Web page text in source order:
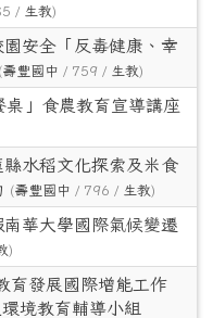
/ 生教)
安全「反毒健康、幸
(壽豐國中 / 759 / 生教)
桌」食農教育宣導講座
水稻文化探索及米食
(壽豐國中 / 796 / 生教)
華大學國際氣候變遷
)
育發展國際增能工作
境教育輔導小組